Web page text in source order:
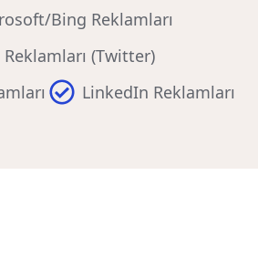
Bing Reklamları
Reklamları (Twitter)
LinkedIn Reklamları